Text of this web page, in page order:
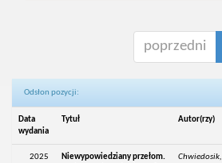
poprzedni
Odsłon pozycji:
Data
wydania
Tytuł Autor(rzy)
2025
Niewypowiedziany przełom.
Chwiedosik,